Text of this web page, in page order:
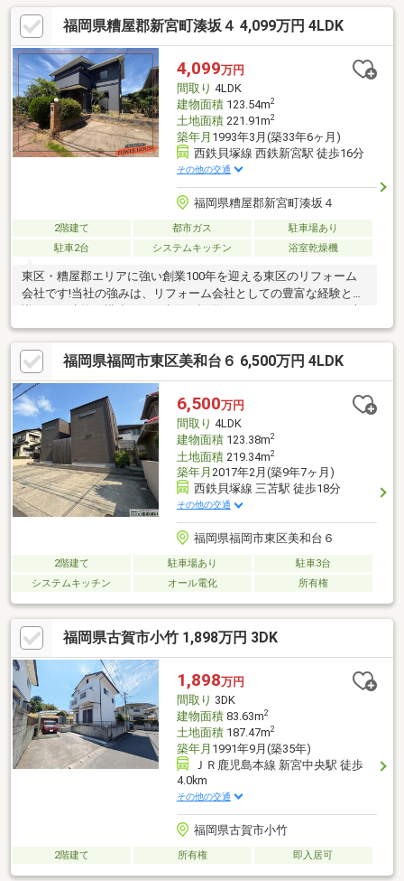
ォーム☆◇人気の角地☆日当たり・風通し良好です！◆3・4台駐
車可能！◇オール電化住宅！◆間取り：3LDK◇パントリーも
り、食品の買い溜めも可能♪◆各部屋には収納スペースあり♪◇現
在リフォーム中ですが、内覧可能です。早めのご相談をお勧めい
たします。
福岡県糟屋郡新宮町湊坂４ 4,099万円 4LDK
4,099万円
間取り 4LDK
建物面積123.54m2
土地面積221.91m2
築年月 1993年3月(築33年6ヶ月)
西鉄貝塚線 西鉄新宮駅 徒歩16分
その他の交通
福岡県糟屋郡新宮町湊坂４
2階建て 都市ガス
駐車場あり
駐車2台
システムキッチン 浴室乾燥機
東区・糟屋郡エリアに強い創業100年を迎える東区のリフォーム
会社です!当社の強みは、リフォーム会社としての豊富な経験と知
識です！建物の構造から、水回り設備一つひとつに至るまで、専
門家ならではの視点でメリット・デメリットを丁寧にお伝えいた
します。お客様に寄り添ったご提案をさせていただきます。「こ
のエリアでマンションを探している」「新築物件を見てみたい」
「中古の一戸建てが欲しい」といった、漠然としたご相談も大歓
迎です♪しつこい電話営業は一切ございませんので、どうぞお気軽
にお問合せください♪
福岡県福岡市東区美和台６ 6,500万円 4LDK
6,500万円
間取り 4LDK
建物面積123.38m2
土地面積219.34m2
築年月 2017年2月(築9年7ヶ月)
西鉄貝塚線 三苫駅 徒歩18分
その他の交通
福岡県福岡市東区美和台６
2階建て 駐車場あり
駐車3台
システムキッチン
オール電化 所有権
福岡県古賀市小竹 1,898万円 3DK
1,898万円
間取り 3DK
建物面積83.63m2
土地面積187.47m2
築年月 1991年9月(築35年)
ＪＲ鹿児島本線 新宮中央駅 徒歩
4.0km
その他の交通
福岡県古賀市小竹
2階建て 所有権 即入居可